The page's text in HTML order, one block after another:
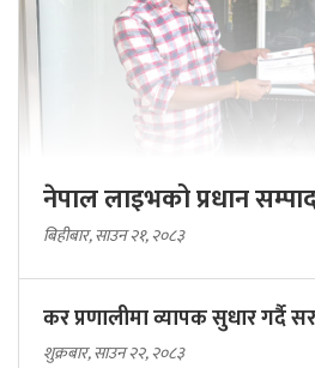
नेपाल लाइभको प्रधान
बिहीबार, साउन २१, २०८३
कर प्रणालीमा व्यापक सुधार गर्दै
शुक्रबार, साउन २२, २०८३